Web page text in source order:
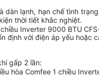
lạnh, hạn chế tình
thời tiết khắc nghiệt.
định với điện áp yếu hoặc
gấp 2 lần: